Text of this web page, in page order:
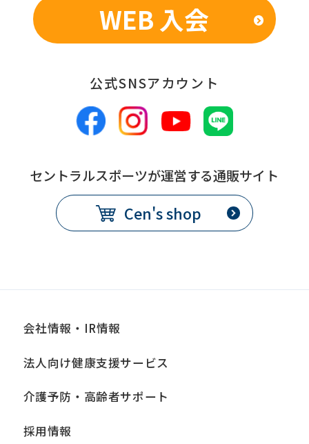
WEB 入会
公式SNSアカウント
セントラルスポーツが運営する通販サイト
Cen's shop
会社情報・IR情報
法人向け健康支援サービス
介護予防・高齢者サポート
採用情報